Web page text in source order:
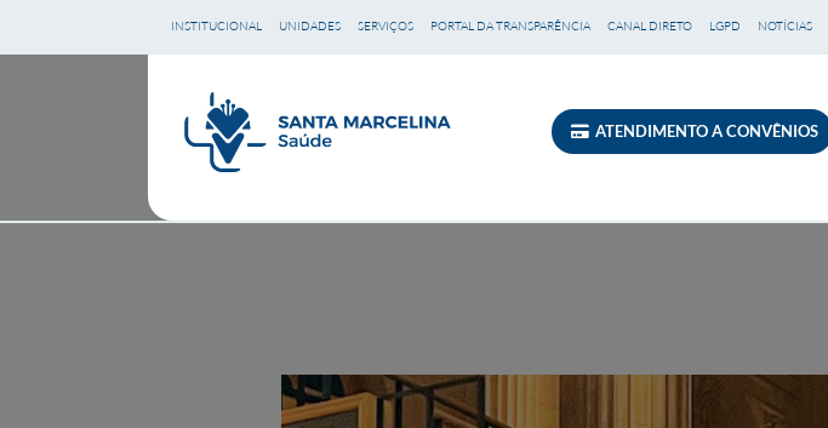
para
INSTITUCIONAL UNIDADES SERVIÇOS PORTAL DA TRANSPARÊNCIA CANAL DIRETO LGPD NOTÍCIAS
ATENDIMENTO A CONVÊNIOS